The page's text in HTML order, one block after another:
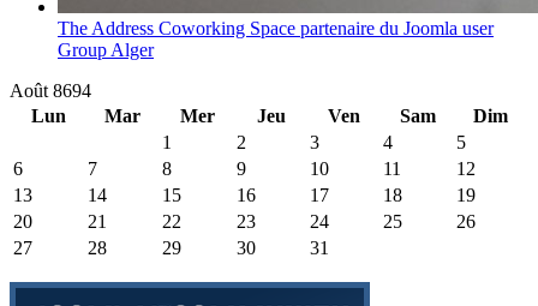
The Address Coworking Space partenaire du Joomla user
Group Alger
Août 8694
Lun
Mar Mer Jeu Ven Sam
Dim
1
2 3 4
5
6
7 8 9 10 11
12
13
14 15 16 17 18
19
20
21 22 23 24 25
26
27
28 29 30 31